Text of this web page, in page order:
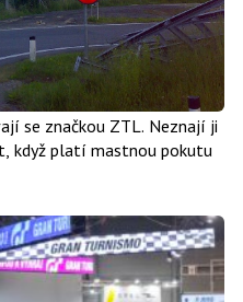
se značkou ZTL. Neznají ji
když platí mastnou pokutu